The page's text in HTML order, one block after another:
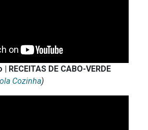
RECEITAS DE CABO-VERDE
Cozinha)